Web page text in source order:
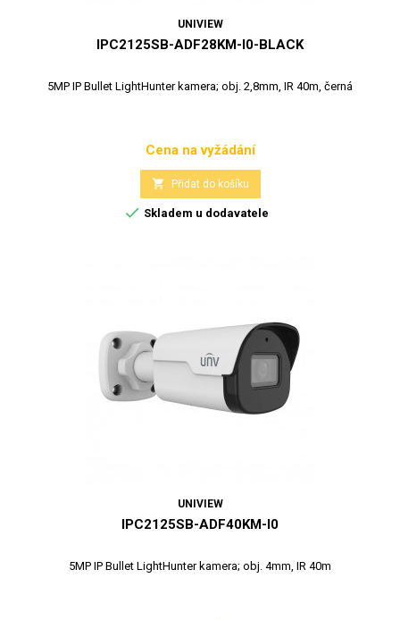
UNIVIEW
IPC2125SB-ADF28KM-I0-BLACK
5MP IP Bullet LightHunter kamera; obj. 2,8mm, IR 40m, černá
Cena
Cena na vyžádání
 Přidat do košíku
 Skladem u dodavatele
UNIVIEW
IPC2125SB-ADF40KM-I0
5MP IP Bullet LightHunter kamera; obj. 4mm, IR 40m